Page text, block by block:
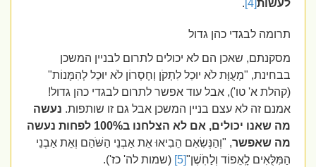
לעשות[4]
.
תרומה לבגדי כהן גדול
מסקנתם, שאכן הם לא יכולים לתרום לבניין המשכן
בבחינת, "מְעֻוָּת לֹא יוּכַל לִתְקֹן וְחֶסְרוֹן לֹא יוּכַל לְהִמָּנוֹת"
(קהלת א' טו'), אבל עוד אפשר לתרום לבגדי כהן גדול!
אמנם זה לא עצם בניין המשכן אבל גם זו שותפות.נעשה
מה שאנו יכולים, אם לא הצלחנו ב100% לפחות נעשה
מה שאפשר, "וְהַנְּשִׂאִם הֵבִיאוּ אֵת אַבְנֵי הַשֹּׁהַם וְאֵת אַבְנֵי
הַמִּלֻּאִים לָֽאֵפוֹד וְלַחֹֽשֶׁן"[5](שמות לה' כז').